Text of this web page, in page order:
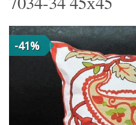
-41%